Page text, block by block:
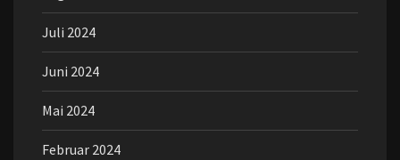
Juli 2024
Juni 2024
Mai 2024
Februar 2024